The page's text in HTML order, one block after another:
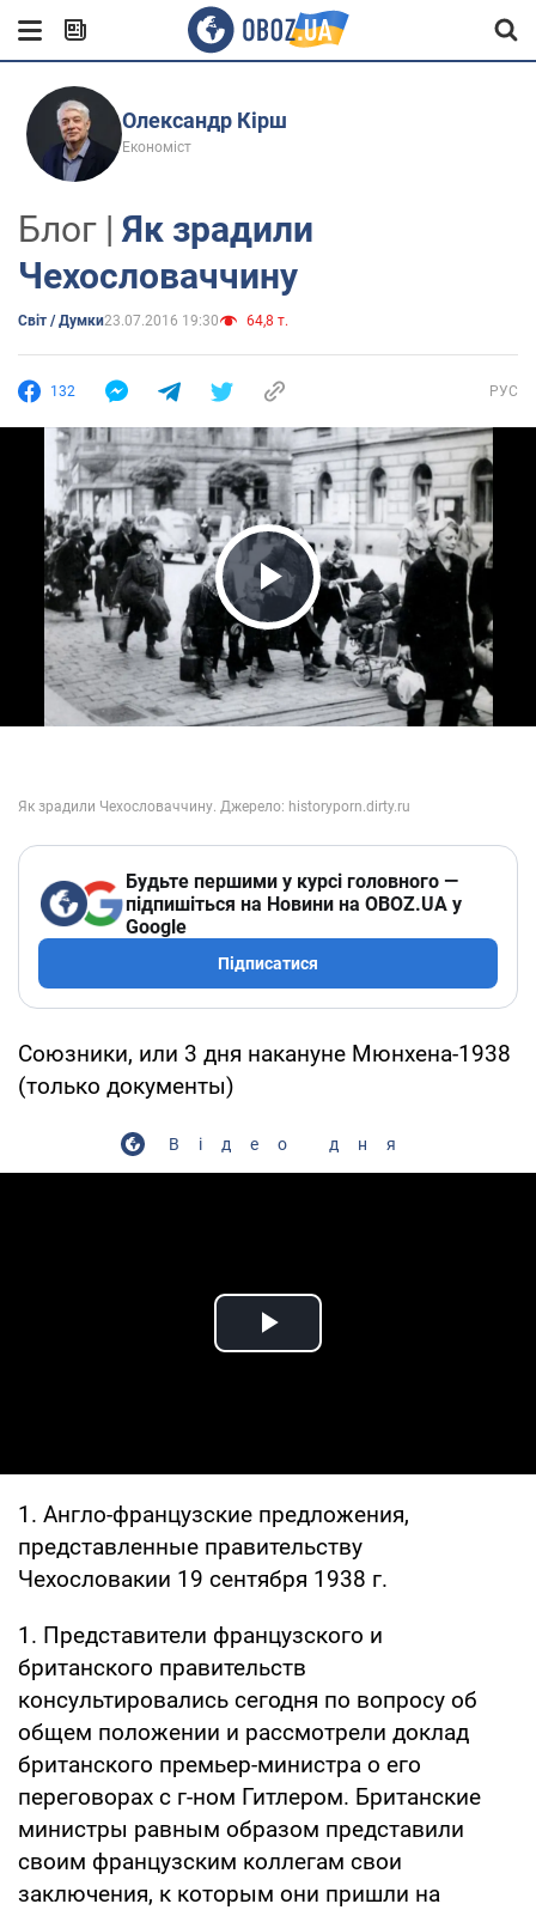
Олександр Кірш
Економіст
Блог |Як зрадили
Чехословаччину
Світ / Думки23.07.2016 19:30 64,8 т.
132 РУС
Play Video
Будьте першими у курсі головного —
підпишіться на Новини на OBOZ.UA у
Google
Підписатися
Союзники, или 3 дня накануне Мюнхена-1938
(только документы)
Відео дня
Play Video
1. Англо-французские предложения,
представленные правительству
Чехословакии 19 сентября 1938 г.
1. Представители французского и
британского правительств
консультировались сегодня по вопросу об
общем положении и рассмотрели доклад
британского премьер-министра о его
переговорах с г-ном Гитлером. Британские
министры равным образом представили
своим французским коллегам свои
заключения, к которым они пришли на